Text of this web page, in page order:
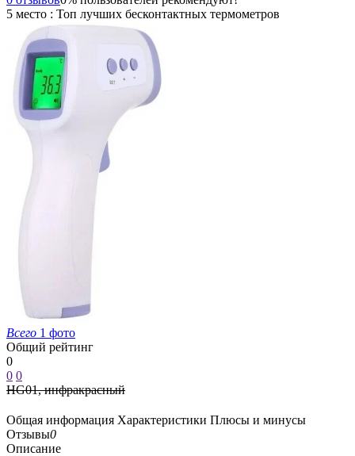
5 место : Топ лучших бесконтактных термометров
Всего 1 фото
Общий рейтинг
0
0 0
HG01, инфракрасный
Общая информация Характеристики Плюсы и минусы
Отзывы0
Описание